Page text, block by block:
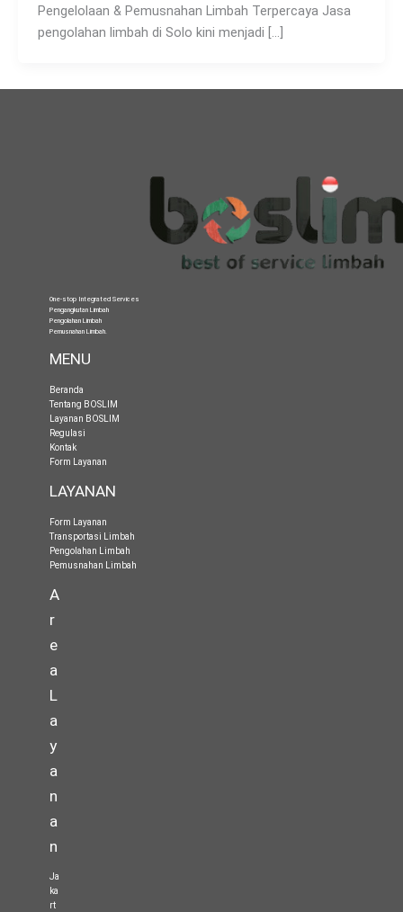
Pengelolaan & Pemusnahan Limbah Terpercaya Jasa
pengolahan limbah di Solo kini menjadi […]
One-stop Integrated Services
Pengangkutan Limbah
Pengolahan Limbah
Pemusnahan Limbah.
MENU
Beranda
Tentang BOSLIM
Layanan BOSLIM
Regulasi
Kontak
Form Layanan
LAYANAN
Form Layanan
Transportasi Limbah
Pengolahan Limbah
Pemusnahan Limbah
A
r
e
a
L
a
y
a
n
a
n
Ja
ka
rt